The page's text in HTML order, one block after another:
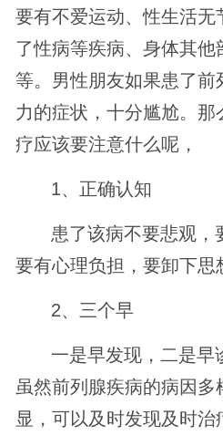
要有不爱运动、性生活无
了性病等疾病、身体其他
等。男性朋友如果患了前
力的症状，十分尴尬。
疗应该要注意什么呢，
1、正确认知
患了该病不要悲观，
要有心理负担，要卸下思
2、三个早
一是早发现，二是早
虽然前列腺疾病的病因多
显，可以及时发现及时治